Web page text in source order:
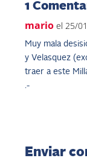
1
mario el 25/
Muy mala
y Velasquez
traer a este
.-
Enviar